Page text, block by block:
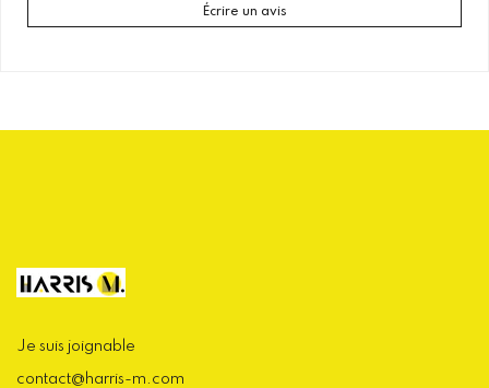
Écrire un avis
Je suis joignable
contact@harris-m.com